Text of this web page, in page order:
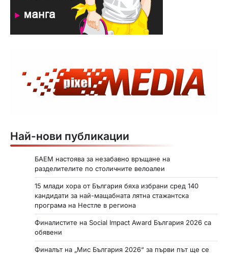
Най-нови публикации
БАЕМ настоява за незабавно връщане на
разделителите по столичните велоалеи
15 млади хора от България бяха избрани сред 140
кандидати за най-мащабната лятна стажантска
програма на Нестле в региона
Финалистите на Social Impact Award България 2026 са
обявени
Финалът на „Мис България 2026“ за първи път ще се